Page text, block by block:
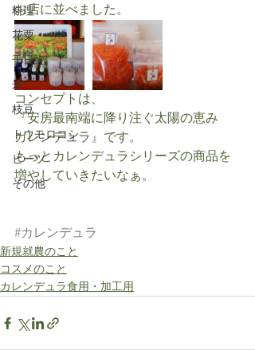
料理
花粟
千日紅
米
枝豆
トウモロコシ
ビーツ
その他
お店に並べました。
コンセプトは、
『安房最南端に降り注ぐ太陽の恵み
カレンデュラ』です。
もっとカレンデュラシリーズの商品を
増やしていきたいなぁ。
#カレンデュラ
新規就農のこと
コスメのこと
カレンデュラ食用・加工用